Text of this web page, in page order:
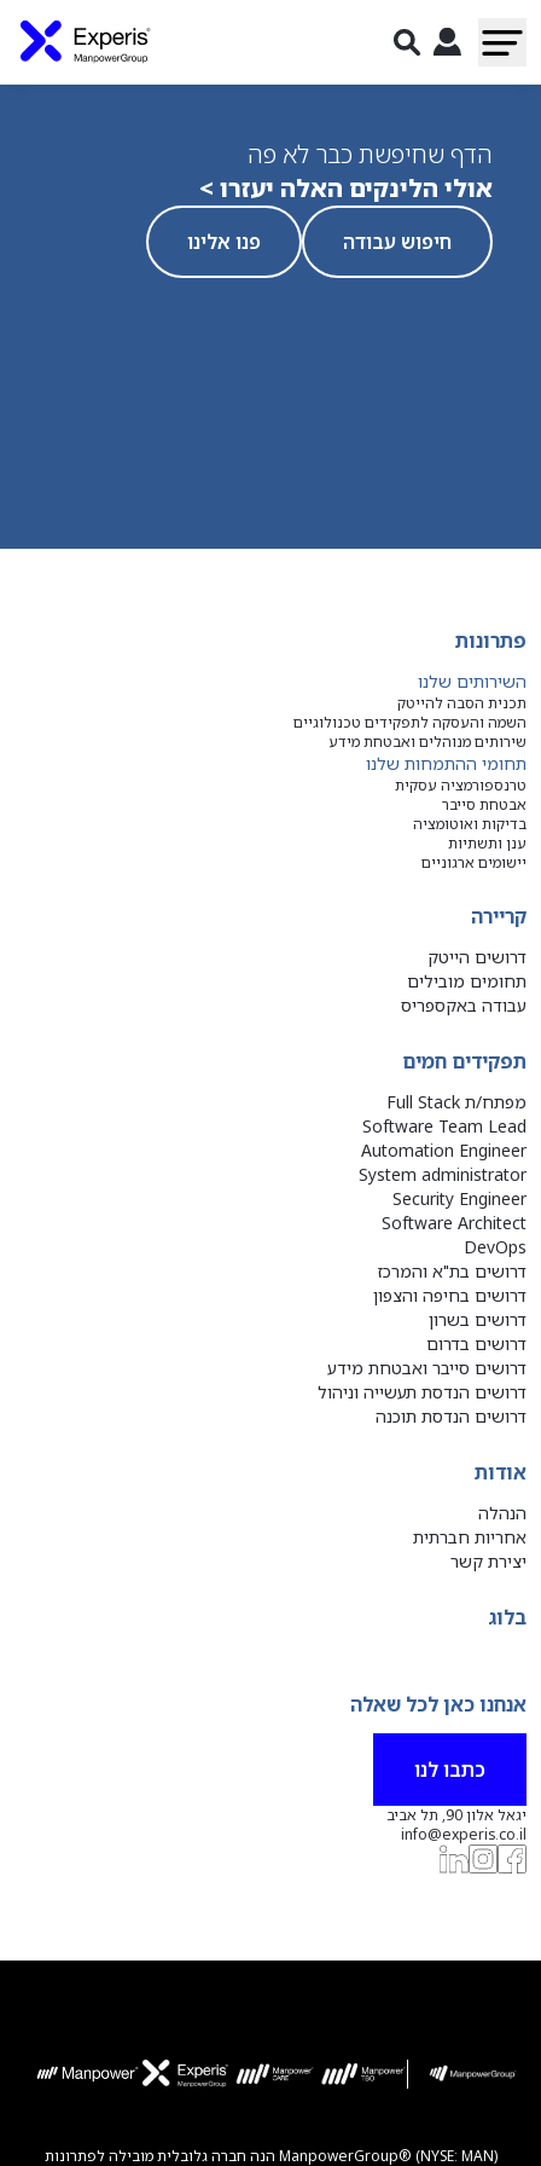
הדף שחיפשת כבר לא פה
אולי הלינקים האלה יעזרו >
חיפוש עבודה פנו אלינו
פתרונות
השירותים שלנו
תכנית הסבה להייטק
השמה והעסקה לתפקידים טכנולוגיים
שירותים מנוהלים ואבטחת מידע
תחומי ההתמחות שלנו
טרנספורמציה עסקית
אבטחת סייבר
בדיקות ואוטומציה
ענן ותשתיות
יישומים ארגוניים
קריירה
דרושים הייטק
תחומים מובילים
עבודה באקספריס
תפקידים חמים
מפתח/ת Full Stack
Software Team Lead
Automation Engineer
System administrator
Security Engineer
Software Architect
DevOps
דרושים בת"א והמרכז
דרושים בחיפה והצפון
דרושים בשרון
דרושים בדרום
דרושים סייבר ואבטחת מידע
דרושים הנדסת תעשייה וניהול
דרושים הנדסת תוכנה
אודות
הנהלה
אחריות חברתית
יצירת קשר
בלוג
אנחנו כאן לכל שאלה
כתבו לנו
יגאל אלון 90, תל אביב
info@experis.co.il
ManpowerGroup® (NYSE: MAN) הנה חברה גלובלית מובילה לפתרונות